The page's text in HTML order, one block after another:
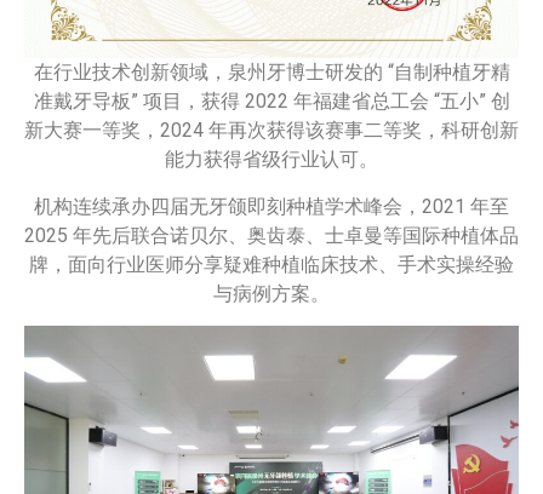
在行业技术创新领域，泉州牙博士研发的 “自制种植牙精
准戴牙导板” 项目，获得 2022 年福建省总工会 “五小” 创
新大赛一等奖，2024 年再次获得该赛事二等奖，科研创新
能力获得省级行业认可。
机构连续承办四届无牙颌即刻种植学术峰会，2021 年至
2025 年先后联合诺贝尔、奥齿泰、士卓曼等国际种植体品
牌，面向行业医师分享疑难种植临床技术、手术实操经验
与病例方案。